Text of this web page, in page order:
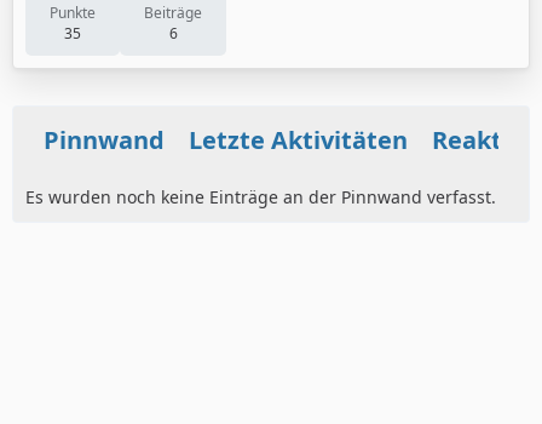
Punkte
35
Beiträge
6
Pinnwand Letzte Aktivitäten
Es wurden noch keine Einträge an der Pinnwand verfasst.